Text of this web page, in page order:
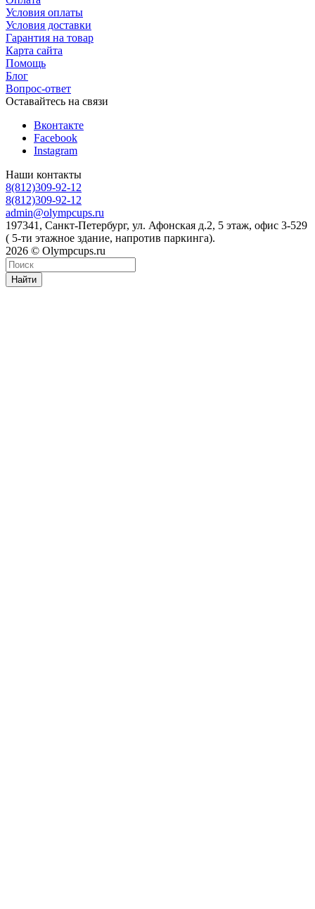
Условия оплаты
Условия доставки
Гарантия на товар
Карта сайта
Помощь
Блог
Вопрос-ответ
Оставайтесь на связи
Вконтакте
Facebook
Instagram
Наши контакты
8(812)309-92-12
8(812)309-92-12
admin@olympcups.ru
197341, Санкт-Петербург, ул. Афонская д.2, 5 этаж, офис 3-529
( 5-ти этажное здание, напротив паркинга).
2026 © Olympcups.ru
Найти